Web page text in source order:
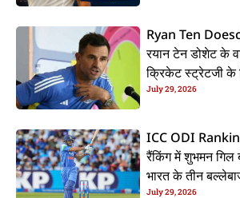
Ryan Ten
रयान टेन डोशेट के
क्रिकेट स्ट्रेटजी के
July 29, 2026
ICC ODI
रैंकिंग में शुभमन
भारत के तीन
July 29, 2026